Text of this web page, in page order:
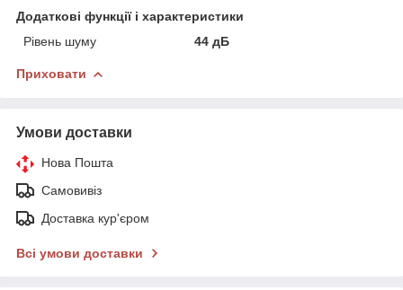
Додаткові функції і характеристики
Рівень шуму
44 дБ
Приховати
Умови доставки
Нова Пошта
Самовивіз
Доставка кур'єром
Всі умови доставки